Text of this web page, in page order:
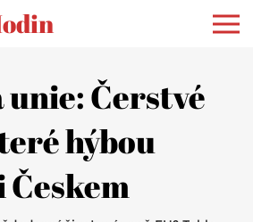
unie: Čerstvé
hýbou
Českem